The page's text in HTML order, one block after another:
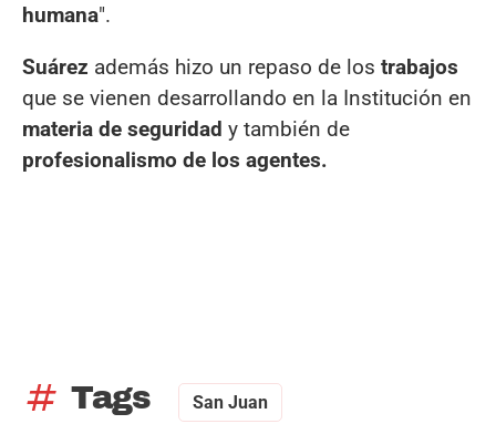
humana".
Suárez además hizo un repaso de los trabajos
que se vienen desarrollando en la Institución en
materia de seguridad y también de
profesionalismo de los agentes.
tag Tags San Juan